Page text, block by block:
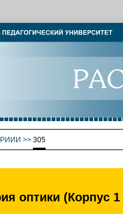
>> 305
оптики